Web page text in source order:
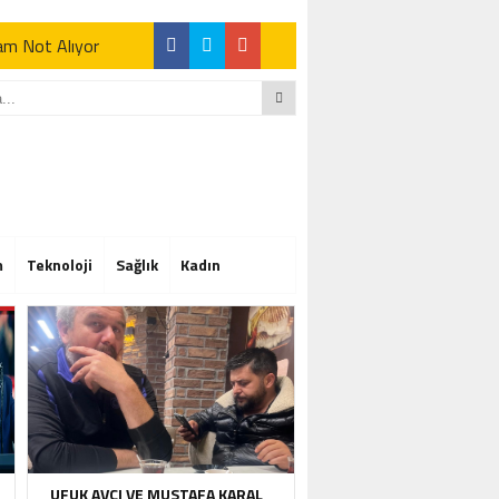
Not Alıyor
Not Alıyor
Teknoloji Sağlık Kadın
UFUK AVCI VE MUSTAFA KARAL